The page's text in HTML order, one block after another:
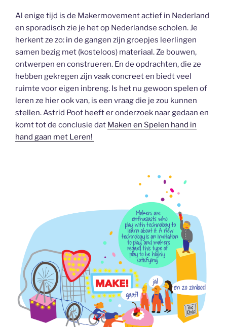
Al enige tijd is de Makermovement actief in Nederland
en sporadisch zie je het op Nederlandse scholen. Je
herkent ze zo: in de gangen zijn groepjes leerlingen
samen bezig met (kosteloos) materiaal. Ze bouwen,
ontwerpen en construeren. En de opdrachten, die ze
hebben gekregen zijn vaak concreet en biedt veel
ruimte voor eigen inbreng. Is het nu gewoon spelen of
leren ze hier ook van, is een vraag die je zou kunnen
stellen. Astrid Poot heeft er onderzoek naar gedaan en
komt tot de conclusie dat Maken en Spelen hand in
hand gaan met Leren!